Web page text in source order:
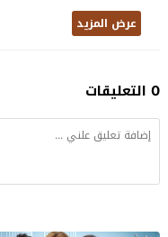
عرض المزيد
0 التعليقات